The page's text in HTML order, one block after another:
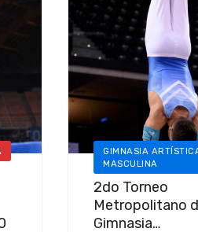
GIMNASIA
MASCULINA
2do Torneo
Metropolitano
Gimnasia